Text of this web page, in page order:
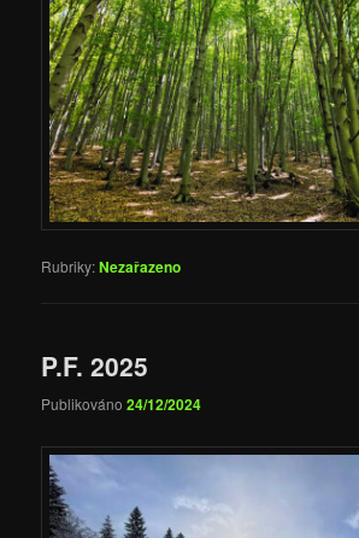
Rubriky:Nezařazeno
P.F. 2025
Publikováno24/12/2024